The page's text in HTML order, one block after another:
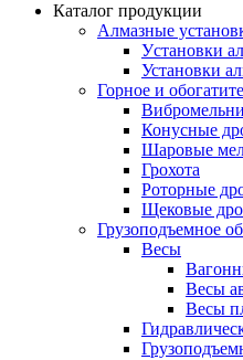
Каталог продукции
Алмазные
Уcтановки
Установки
Горное и
Конусные
Шаровые
Грохота
Роторные
Щековые
Грузоподъемное
Весы
Весы
Весы